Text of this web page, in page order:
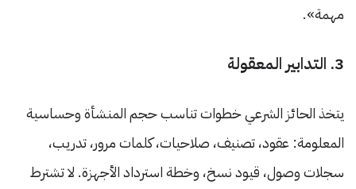
مهمة».
3. التدابير المعقولة
يتخذ الحائز الشرعي خطوات تناسب حجم المنشأة وحساسية
المعلومة: عقود، تصنيف، صلاحيات، كلمات مرور، تدريب،
سجلات وصول، قيود نسخ، وخطة استرداد الأجهزة. لا تشترط